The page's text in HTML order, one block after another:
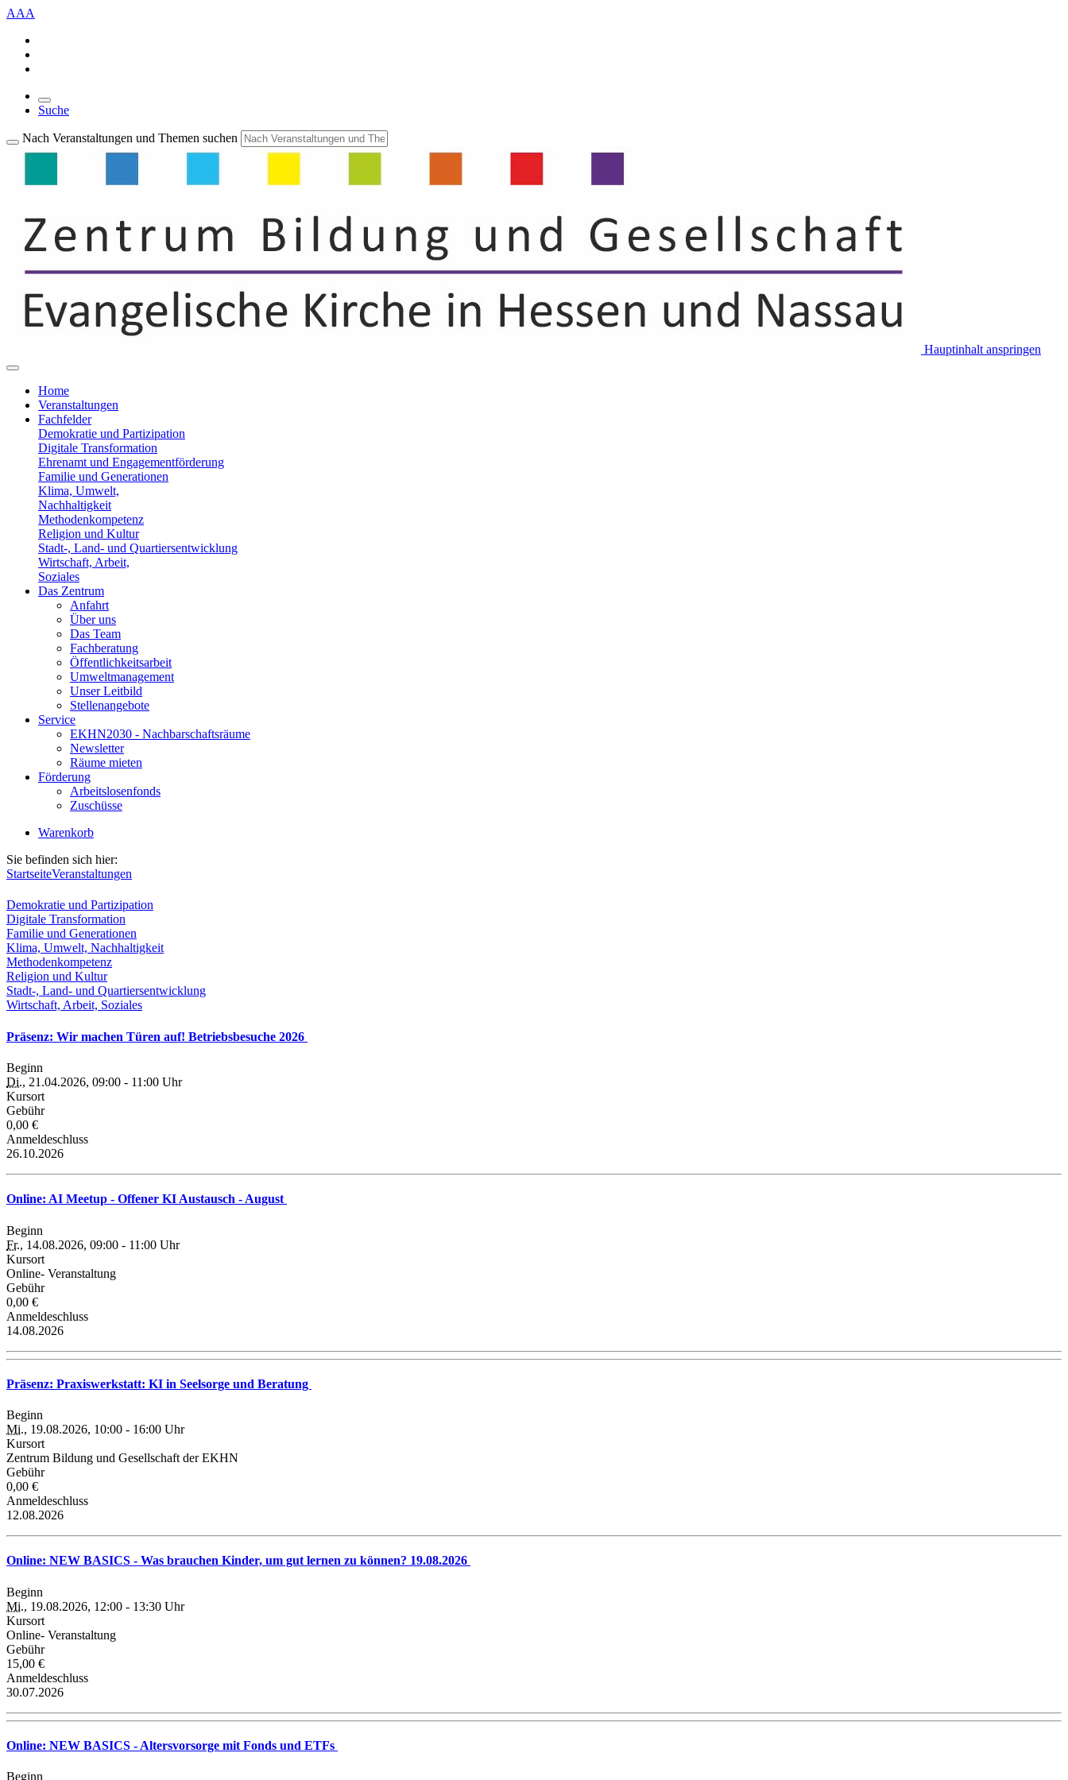
AAA
Suche
Nach Veranstaltungen und Themen suchen
Hauptinhalt anspringen
Home
Veranstaltungen
Fachfelder
Demokratie und Partizipation
Digitale Transformation
Ehrenamt und Engagementförderung
Familie und Generationen
Klima, Umwelt,
Nachhaltigkeit
Methodenkompetenz
Religion und Kultur
Stadt-, Land- und Quartiersentwicklung
Wirtschaft, Arbeit,
Soziales
Das Zentrum
Anfahrt
Über uns
Das Team
Fachberatung
Öffentlichkeitsarbeit
Umweltmanagement
Unser Leitbild
Stellenangebote
Service
EKHN2030 - Nachbarschaftsräume
Newsletter
Räume mieten
Förderung
Arbeitslosenfonds
Zuschüsse
Warenkorb
Sie befinden sich hier:
StartseiteVeranstaltungen
Demokratie und Partizipation
Digitale Transformation
Familie und Generationen
Klima, Umwelt, Nachhaltigkeit
Methodenkompetenz
Religion und Kultur
Stadt-, Land- und Quartiersentwicklung
Wirtschaft, Arbeit, Soziales
Präsenz: Wir machen Türen auf! Betriebsbesuche 2026
Beginn
Di., 21.04.2026, 09:00 - 11:00 Uhr
Kursort
Gebühr
0,00 €
Anmeldeschluss
26.10.2026
Online: AI Meetup - Offener KI Austausch - August
Beginn
Fr., 14.08.2026, 09:00 - 11:00 Uhr
Kursort
Online- Veranstaltung
Gebühr
0,00 €
Anmeldeschluss
14.08.2026
Präsenz: Praxiswerkstatt: KI in Seelsorge und Beratung
Beginn
Mi., 19.08.2026, 10:00 - 16:00 Uhr
Kursort
Zentrum Bildung und Gesellschaft der EKHN
Gebühr
0,00 €
Anmeldeschluss
12.08.2026
Online: NEW BASICS - Was brauchen Kinder, um gut lernen zu können? 19.08.2026
Beginn
Mi., 19.08.2026, 12:00 - 13:30 Uhr
Kursort
Online- Veranstaltung
Gebühr
15,00 €
Anmeldeschluss
30.07.2026
Online: NEW BASICS - Altersvorsorge mit Fonds und ETFs
Beginn